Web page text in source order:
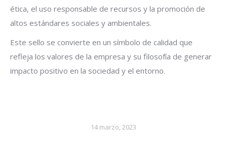
ética, el uso responsable de recursos y la promoción de
altos estándares sociales y ambientales.
Este sello se convierte en un símbolo de calidad que
refleja los valores de la empresa y su filosofía de generar
impacto positivo en la sociedad y el entorno.
14 marzo, 2023